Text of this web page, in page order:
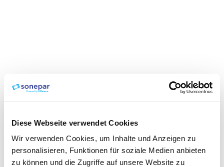
Diese Webseite verwendet Cookies
Wir verwenden Cookies, um Inhalte und Anzeigen zu
personalisieren, Funktionen für soziale Medien anbieten
zu können und die Zugriffe auf unsere Website zu